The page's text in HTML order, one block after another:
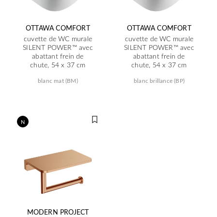
OTTAWA COMFORT
cuvette de WC murale
SILENT POWER™ avec
abattant frein de
chute, 54 x 37 cm
blanc mat (BM)
OTTAWA COMFORT
cuvette de WC murale
SILENT POWER™ avec
abattant frein de
chute, 54 x 37 cm
blanc brillance (BP)
N
MODERN PROJECT